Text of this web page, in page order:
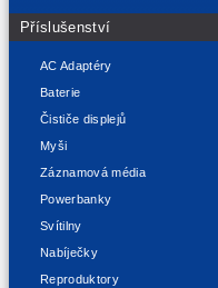
Příslušenství
AC Adaptéry
Baterie
Čističe displejů
Myši
Záznamová média
Powerbanky
Svítilny
Nabíječky
Reproduktory